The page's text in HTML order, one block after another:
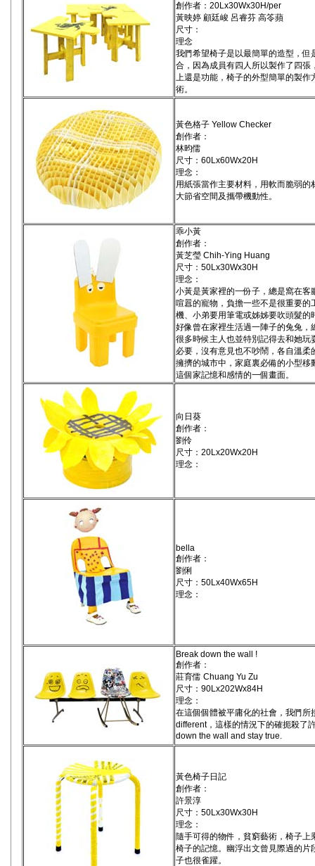
創作者：20Lx30Wx30H/per
黃映婷 顧廷峻 呂睿芬 高笭蘋
尺寸：
理念
我們希望椅子是以最簡單的造型，
合，因為成員有四人所以製作了四
上還是功能，椅子的外型簡單的製
術。
黃色格子 Yellow Checker
創作者：
林昀儒
尺寸：60Lx60Wx20H
理念：
用紙張當作主要材料，用軟而脆弱
大節省空間及攜帶機動性。
乖小黃
創作者：
黃芝瑩 Chih-Ying Huang
尺寸：50Lx30Wx30H
理念：
小黃是黃家裡的一份子，總是窩在
喧囂的寵物，負擔一些不是很重要
機、小弟要用筆電或姊姊要吹頭髮
好像曾在家裡生活過一陣子的兔兔
很多時候主人也並特別記得去和她
必要，沒有意見也不吵鬧，各自溫
擁擠的城市中，家庭裏必備的小型
這個家記憶和感情的一個畫面。
向日葵
創作者：
劉伶
尺寸：20Lx20Wx20H
理念：
bella
創作者：
劉俐
尺寸：50Lx40Wx65H
理念：
Break down the wall !
創作者：
莊育儒 Chuang Yu Zu
尺寸：90Lx202Wx84H
理念：
在這個個體被平庸化的社會，我們
different，這樣的情況下的確扼殺了
down the wall and stay true.
黃色椅子日記
創作者：
許景淳
尺寸：50Lx30Wx30H
理念：
隨手可得的物件，貧窮藝術，椅子
椅子的記憶。幽浮出文曾見際過的
子也很雀躍。